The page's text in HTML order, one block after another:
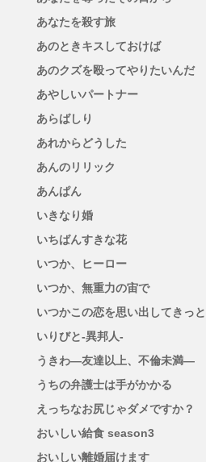
あなたを殺す旅
あのときキスしておけば
あのクズを殴ってやりたいんだ
あやしいパートナー
あらばしり
あれからどうした
あんのリリック
あんぱん
いきなり婚
いちばんすきな花
いつか、ヒーロー
いつか、無重力の宙で
いつかこの恋を思い出してきっ
いりびと-異邦人-
うきわ―友達以上、不倫未満―
うちの弁護士は手がかかる
えっちなお尻じゃダメですか？
おいしい給食 season3
おいしい離婚届けます